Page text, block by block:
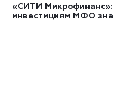
«СИТИ Микрофинанс»:
инвестициям МФО